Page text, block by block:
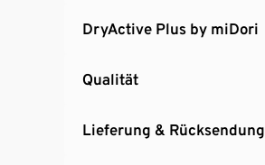
DryActive Plus by miDori
Qualität
Lieferung & Rücksendung